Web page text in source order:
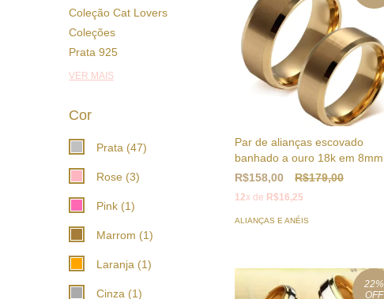
Coleção Cat Lovers
Coleções
Prata 925
VER MAIS
Cor
Prata (47)
Rose (3)
Pink (1)
Marrom (1)
Laranja (1)
Cinza (1)
Par de alianças escovado
banhado a ouro 18k em 8mm
R$158,00
R$179,00
12x de R$16,25
ALIANÇAS E ANÉIS
22%
OFF